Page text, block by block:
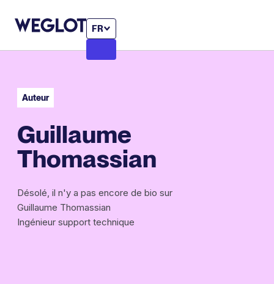
FR
Auteur
Guillaume
Thomassian
Désolé, il n'y a pas encore de bio sur
Guillaume Thomassian
Ingénieur support technique